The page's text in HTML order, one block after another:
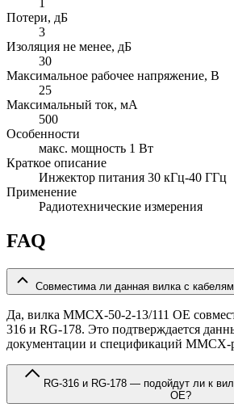
1
Потери, дБ
3
Изоляция не менее, дБ
30
Максимальное рабочее напряжение, В
25
Максимальный ток, мА
500
Особенности
макс. мощность 1 Вт
Краткое описание
Инжектор питания 30 кГц-40 ГГц
Применение
Радиотехнические измерения
FAQ
Совместима ли данная вилка с
Да, вилка MMCX-50-2-13/111 OE
316 и RG-178. Это подтверждается
документации и спецификаций MMCX-
OE?